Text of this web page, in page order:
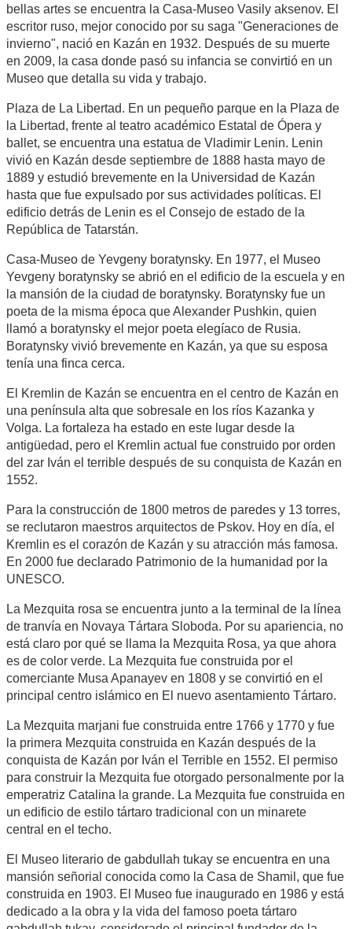
bellas artes se encuentra la Casa-Museo Vasily aksenov. El
escritor ruso, mejor conocido por su saga "Generaciones de
invierno", nació en Kazán en 1932. Después de su muerte
en 2009, la casa donde pasó su infancia se convirtió en un
Museo que detalla su vida y trabajo.
Plaza de La Libertad. En un pequeño parque en la Plaza de
la Libertad, frente al teatro académico Estatal de Ópera y
ballet, se encuentra una estatua de Vladimir Lenin. Lenin
vivió en Kazán desde septiembre de 1888 hasta mayo de
1889 y estudió brevemente en la Universidad de Kazán
hasta que fue expulsado por sus actividades políticas. El
edificio detrás de Lenin es el Consejo de estado de la
República de Tatarstán.
Casa-Museo de Yevgeny boratynsky. En 1977, el Museo
Yevgeny boratynsky se abrió en el edificio de la escuela y en
la mansión de la ciudad de boratynsky. Boratynsky fue un
poeta de la misma época que Alexander Pushkin, quien
llamó a boratynsky el mejor poeta elegíaco de Rusia.
Boratynsky vivió brevemente en Kazán, ya que su esposa
tenía una finca cerca.
El Kremlin de Kazán se encuentra en el centro de Kazán en
una península alta que sobresale en los ríos Kazanka y
Volga. La fortaleza ha estado en este lugar desde la
antigüedad, pero el Kremlin actual fue construido por orden
del zar Iván el terrible después de su conquista de Kazán en
1552.
Para la construcción de 1800 metros de paredes y 13 torres,
se reclutaron maestros arquitectos de Pskov. Hoy en día, el
Kremlin es el corazón de Kazán y su atracción más famosa.
En 2000 fue declarado Patrimonio de la humanidad por la
UNESCO.
La Mezquita rosa se encuentra junto a la terminal de la línea
de tranvía en Novaya Tártara Sloboda. Por su apariencia, no
está claro por qué se llama la Mezquita Rosa, ya que ahora
es de color verde. La Mezquita fue construida por el
comerciante Musa Apanayev en 1808 y se convirtió en el
principal centro islámico en El nuevo asentamiento Tártaro.
La Mezquita marjani fue construida entre 1766 y 1770 y fue
la primera Mezquita construida en Kazán después de la
conquista de Kazán por Iván el Terrible en 1552. El permiso
para construir la Mezquita fue otorgado personalmente por la
emperatriz Catalina la grande. La Mezquita fue construida en
un edificio de estilo tártaro tradicional con un minarete
central en el techo.
El Museo literario de gabdullah tukay se encuentra en una
mansión señorial conocida como la Casa de Shamil, que fue
construida en 1903. El Museo fue inaugurado en 1986 y está
dedicado a la obra y la vida del famoso poeta tártaro